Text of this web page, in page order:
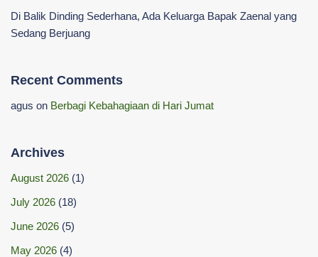
Di Balik Dinding Sederhana, Ada Keluarga Bapak Zaenal yang
Sedang Berjuang
Recent Comments
agus on Berbagi Kebahagiaan di Hari Jumat
Archives
August 2026 (1)
July 2026 (18)
June 2026 (5)
May 2026 (4)